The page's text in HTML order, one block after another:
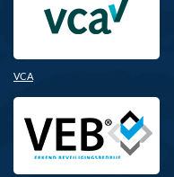
VCA